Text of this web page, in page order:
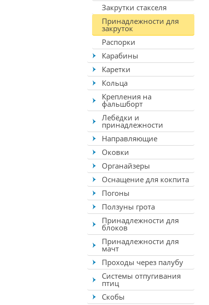
Закрутки стакселя
Принадлежности для
закруток
Распорки
Карабины
Каретки
Кольца
Крепления на
фальшборт
Лебёдки и
принадлежности
Направляющие
Оковки
Органайзеры
Оснащение для кокпита
Погоны
Ползуны грота
Принадлежности для
блоков
Принадлежности для
мачт
Проходы через палубу
Системы отпугивания
птиц
Скобы